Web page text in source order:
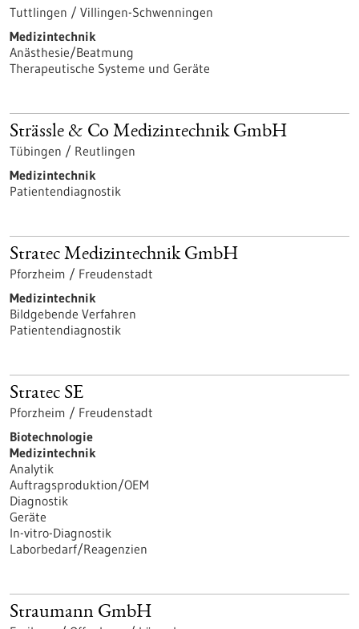
Tuttlingen / Villingen-Schwenningen
Medizintechnik
Anästhesie/Beatmung
Therapeutische Systeme und Geräte
Strässle & Co Medizintechnik GmbH
Tübingen / Reutlingen
Medizintechnik
Patientendiagnostik
Stratec Medizintechnik GmbH
Pforzheim / Freudenstadt
Medizintechnik
Bildgebende Verfahren
Patientendiagnostik
Stratec SE
Pforzheim / Freudenstadt
Biotechnologie
Medizintechnik
Analytik
Auftragsproduktion/OEM
Diagnostik
Geräte
In-vitro-Diagnostik
Laborbedarf/Reagenzien
Straumann GmbH